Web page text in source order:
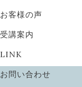
お客様の声
受講案内
LINK
お問い合わせ